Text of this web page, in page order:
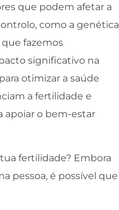
que podem afetar a
como a genética
fazemos
significativo na
otimizar a saúde
a fertilidade e
apoiar o bem-estar
fertilidade? Embora
pessoa, é possível que